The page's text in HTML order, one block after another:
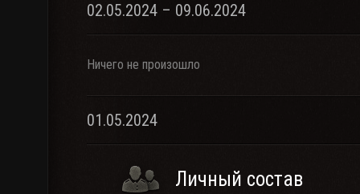
02.05.2024 – 09.06.2024
Ничего не произошло
01.05.2024
Личный состав